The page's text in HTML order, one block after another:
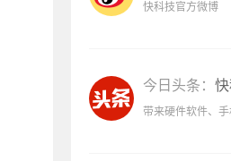
快科技官方微博
今日头条：
带来硬件软件、手